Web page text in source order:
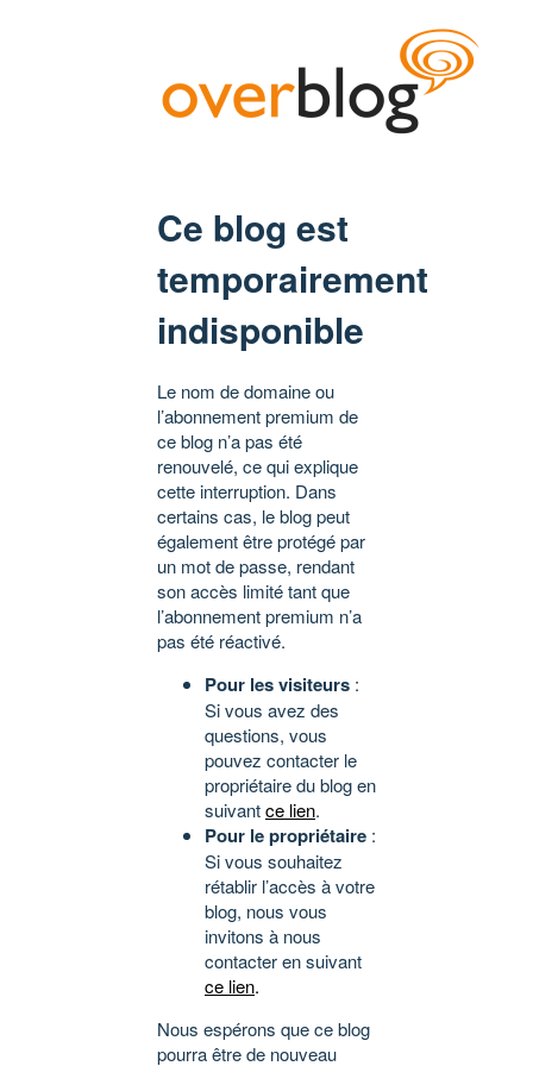
Ce blog est
temporairement
indisponible
Le nom de domaine ou
l’abonnement premium de
ce blog n’a pas été
renouvelé, ce qui explique
cette interruption. Dans
certains cas, le blog peut
également être protégé par
un mot de passe, rendant
son accès limité tant que
l’abonnement premium n’a
pas été réactivé.
Pour les visiteurs :
Si vous avez des
questions, vous
pouvez contacter le
propriétaire du blog en
suivantce lien.
Pour le propriétaire :
Si vous souhaitez
rétablir l’accès à votre
blog, nous vous
invitons à nous
contacter en suivant
ce lien.
Nous espérons que ce blog
pourra être de nouveau